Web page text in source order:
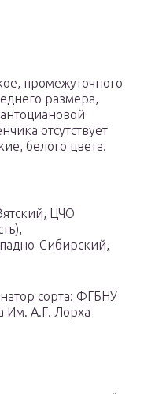
промежуточного
размера,
отсутствует
белого цвета.
ЦЧО
Сибирский,
сорта: ФГБНУ
Им. А.Г. Лорха